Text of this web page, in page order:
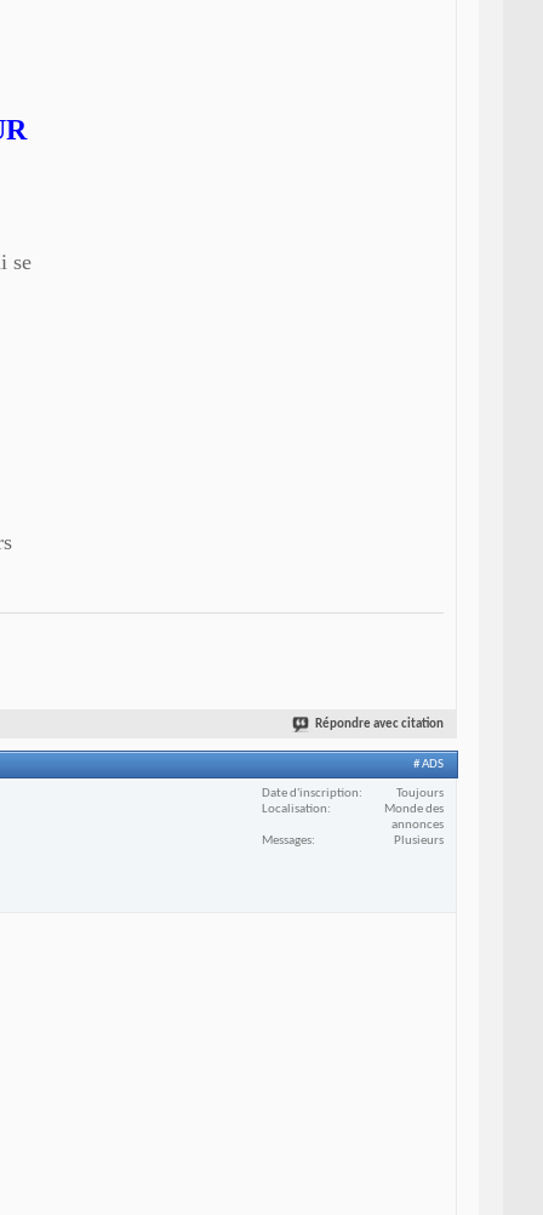
se
Répondre avec citation
# ADS
Date d'inscription
Toujours
Localisation
Monde des
annonces
Messages
Plusieurs